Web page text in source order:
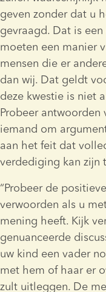
geven zonder dat u
gevraagd. Dat is
moeten een manier
mensen die er
dan wij. Dat geldt
deze kwestie is niet
Probeer antwoorden
iemand om
aan het feit dat
verdediging kan zijn
“Probeer de
verwoorden als u
mening heeft. Kijk
genuanceerde
uw kind een vader
met hem of haar er
zult uitleggen. De